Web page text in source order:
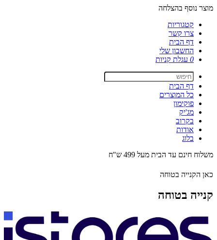
מוצר נוסף בהצלחה
קטגוריות
צרו קשר
דף הבית
החשבון שלי
0 עגלת קניות
דף הבית
כל המוצרים
פוקימון
מג'יק
בקרוב
אודות
בלוג
משלוח חינם עד הבית מעל 499 ש"ח
כאן הקנייה בטוחה
קנייה בטוחה